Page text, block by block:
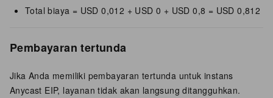
Total biaya = USD 0,012 + USD 0 + USD 0,8 = USD 0,812
Pembayaran tertunda
Jika Anda memiliki pembayaran tertunda untuk instans
Anycast EIP, layanan tidak akan langsung ditangguhkan.